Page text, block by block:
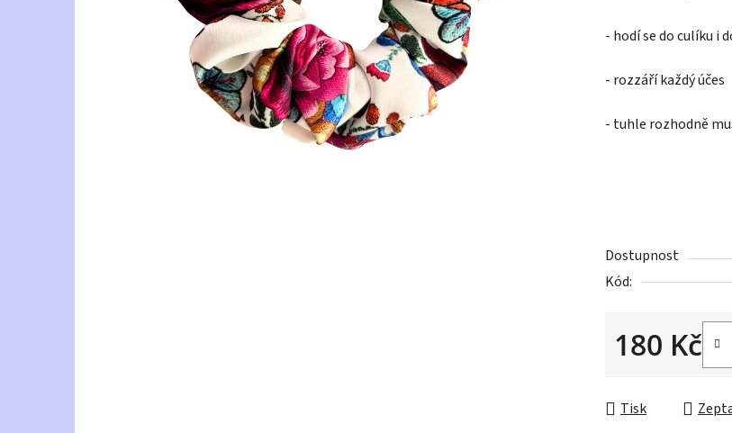
- hodí se do culíku i
- rozzáří každý účes
- tuhle rozhodně
Dostupnost
Kód:
180 Kč
Tisk